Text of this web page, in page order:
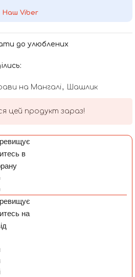
Наш Viber
до улюблених
на Мангалі , Шашлик
цей продукт зараз!
в
на